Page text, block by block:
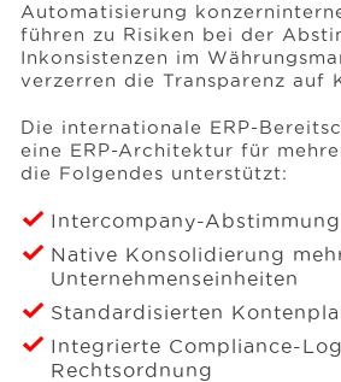
Automatisierung
führen zu Risiken bei der
Inkonsistenzen im
verzerren die Transparenz auf
Die internationale ERP-
eine ERP-Architektur für
die Folgendes unterstützt:
Intercompany-
Native Konsolidierung
Unternehmenseinheiten
Standardisierten
Integrierte Compliance-
Rechtsordnung